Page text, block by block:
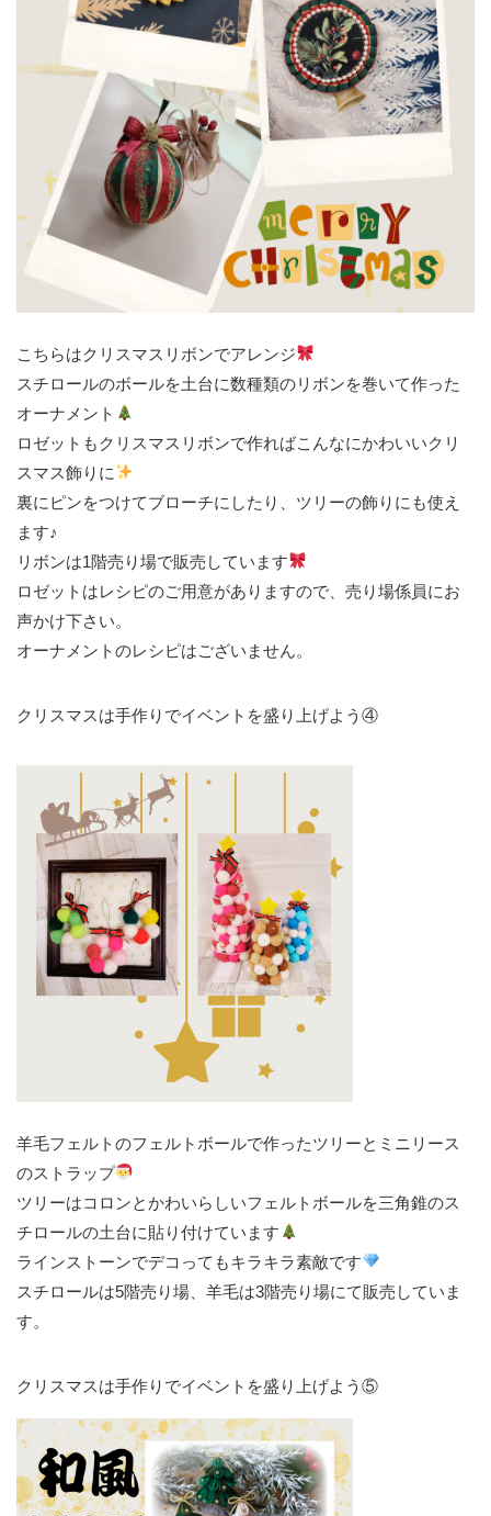
こちらはクリスマスリボンでアレンジ
スチロールのボールを土台に数種類のリボンを巻いて作った
オーナメント
ロゼットもクリスマスリボンで作ればこんなにかわいいクリ
スマス飾りに
裏にピンをつけてブローチにしたり、ツリーの飾りにも使え
ます♪
リボンは1階売り場で販売しています
ロゼットはレシピのご用意がありますので、売り場係員にお
声かけ下さい。
オーナメントのレシピはございません。
クリスマスは手作りでイベントを盛り上げよう④
羊毛フェルトのフェルトボールで作ったツリーとミニリース
のストラップ
ツリーはコロンとかわいらしいフェルトボールを三角錐のス
チロールの土台に貼り付けています
ラインストーンでデコってもキラキラ素敵です
スチロールは5階売り場、羊毛は3階売り場にて販売していま
す。
クリスマスは手作りでイベントを盛り上げよう⑤